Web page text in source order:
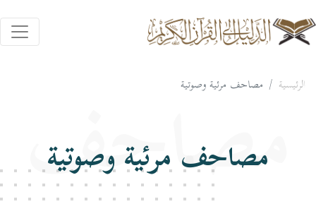
الرئيسية مصاحف مرئية وصوتية
مصاحف مرئية وصوتية
مصاحف